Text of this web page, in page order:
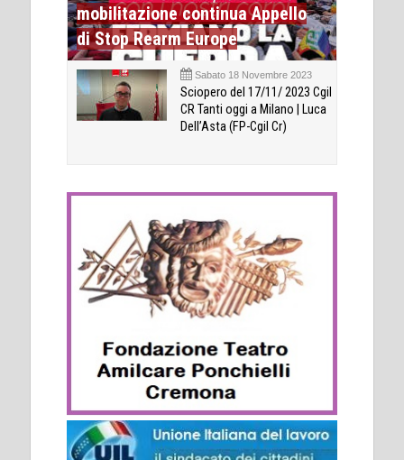
mobilitazione continua Appello
di Stop Rearm Europe
Sabato 18 Novembre 2023
Sciopero del 17/11/ 2023 Cgil
CR Tanti oggi a Milano | Luca
Dell’Asta (FP-Cgil Cr)